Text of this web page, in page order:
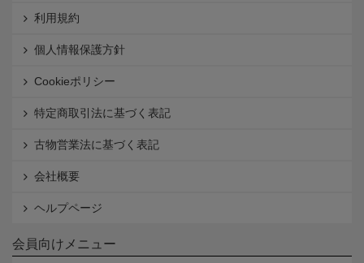
利用規約
個人情報保護方針
Cookieポリシー
特定商取引法に基づく表記
古物営業法に基づく表記
会社概要
ヘルプページ
会員向けメニュー